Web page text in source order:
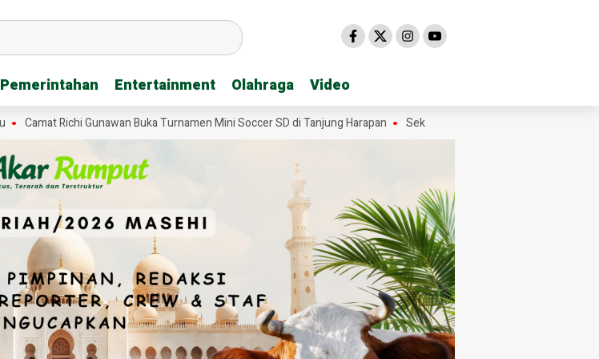
Pemerintahan Entertainment Olahraga Video
Pemerintahan Entertainment Olahraga Video
Camat Richi Gunawan Buka Turnamen Mini Soccer SD di Tanjung Harapan Sekda Hasan Heri Rambe Pamit, 28 Tahun